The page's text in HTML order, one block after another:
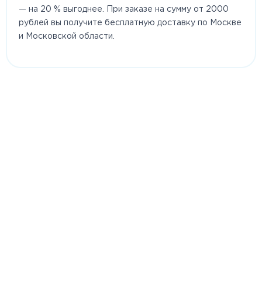
— на 20 % выгоднее. При заказе на сумму от 2000
рублей вы получите бесплатную доставку по Москве
и Московской области.